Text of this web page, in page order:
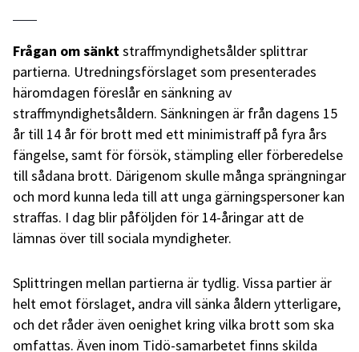
Frågan om sänktstraffmyndighetsålder splittrar
partierna. Utredningsförslaget som presenterades
häromdagen föreslår en sänkning av
straffmyndighetsåldern. Sänkningen är från dagens 15
år till 14 år för brott med ett minimistraff på fyra års
fängelse, samt för försök, stämpling eller förberedelse
till sådana brott. Därigenom skulle många sprängningar
och mord kunna leda till att unga gärningspersoner kan
straffas. I dag blir påföljden för 14-åringar att de
lämnas över till sociala myndigheter.
Splittringen mellan partierna är tydlig. Vissa partier är
helt emot förslaget, andra vill sänka åldern ytterligare,
och det råder även oenighet kring vilka brott som ska
omfattas. Även inom Tidö-samarbetet finns skilda